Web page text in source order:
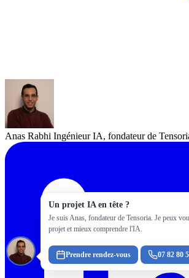
Anas Rabhi Ingénieur IA, fondateur de
Un projet IA en tête ?
Je suis Anas, fondateur de Tensoria. Je peux
projet et mieux comprendre l'IA.
Prendre rendez-vous 07 82 80